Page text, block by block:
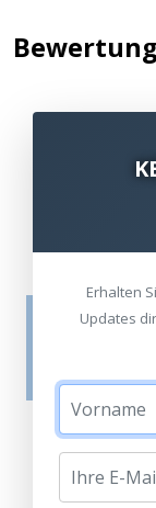
Die
auf ihre
tatsächlich
Erhalten
Updates